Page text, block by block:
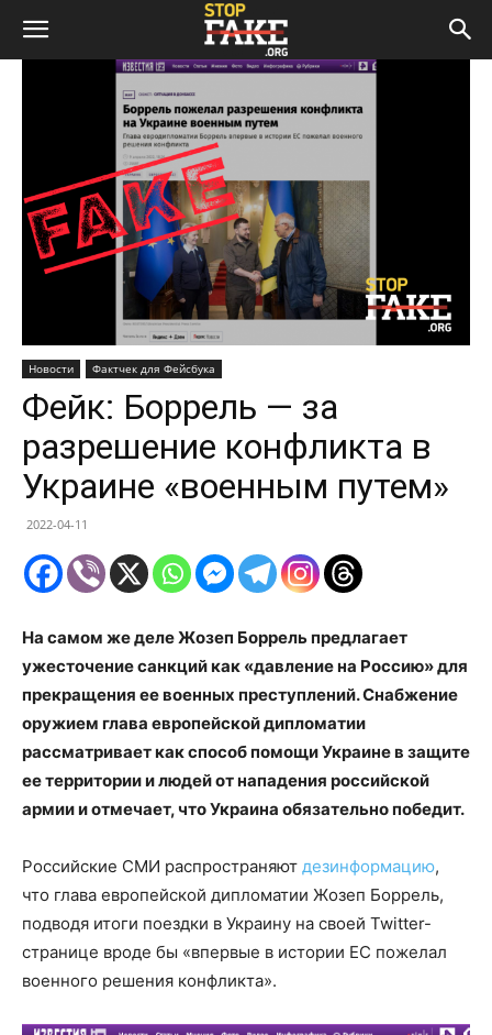
Новости Фактчек для Фейсбука
Фейк: Боррель — за
разрешение конфликта в
Украине «военным путем»
2022-04-11
На самом же деле Жозеп Боррель предлагает
ужесточение санкций как «давление на Россию» для
прекращения ее военных преступлений. Снабжение
оружием глава европейской дипломатии
рассматривает как способ помощи Украине в защите
ее территории и людей от нападения российской
армии и отмечает, что Украина обязательно победит.
Российские СМИ распространяют дезинформацию,
что глава европейской дипломатии Жозеп Боррель,
подводя итоги поездки в Украину на своей Twitter-
странице вроде бы «впервые в истории ЕС пожелал
военного решения конфликта».